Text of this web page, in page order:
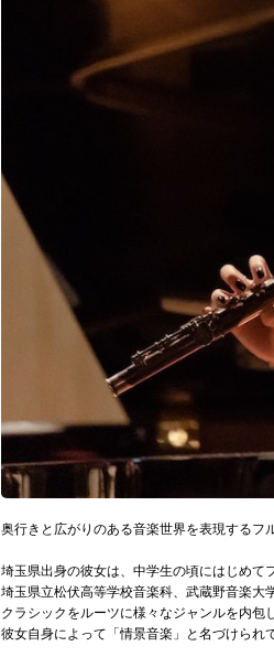
奥行きと広がりのある音楽世界を表現するフ
埼玉県出身の彼女は、中学生の頃にはじめて
埼玉県立松伏高等学校音楽科、武蔵野音楽大
クラシックをルーツに様々なジャンルを内包
彼女自身によって「情景音楽」と名づけられ